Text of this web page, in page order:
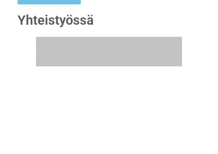
Yhteistyössä